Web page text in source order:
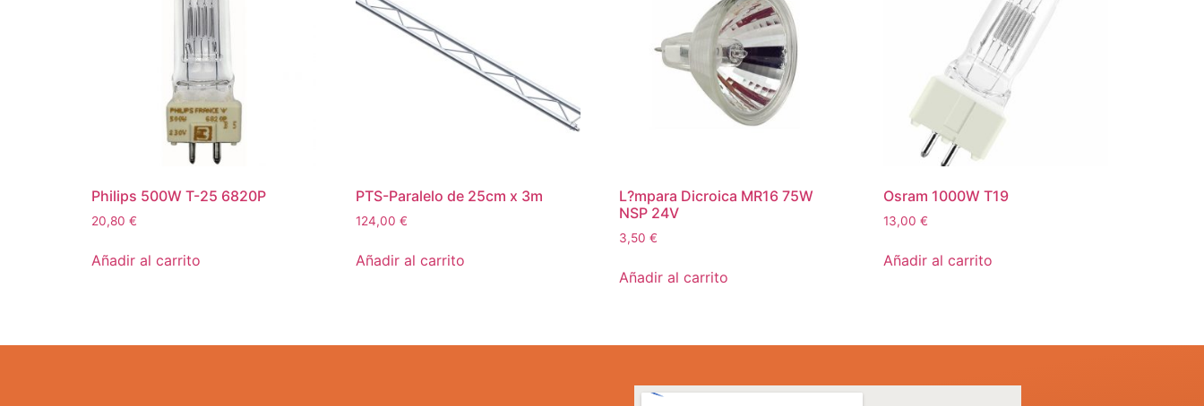
Philips 500W T-25 6820P
20,80 €
Añadir al carrito
PTS-Paralelo de 25cm x 3m
124,00 €
Añadir al carrito
L?mpara Dicroica MR16 75W
NSP 24V
3,50€
Añadir al carrito
Osram 1000W T19
13,00€
Añadir al carrito